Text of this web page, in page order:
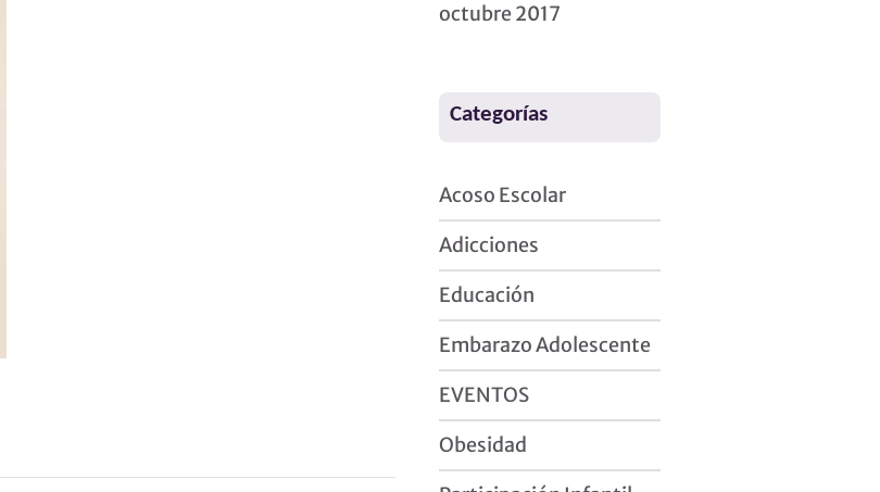
octubre 2017
Categorías
Acoso Escolar
Adicciones
Educación
Embarazo Adolescente
EVENTOS
Obesidad